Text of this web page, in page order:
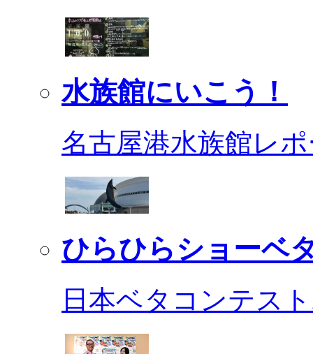
水族館にいこう！
名古屋港水族館レ
ひらひらショーベ
日本ベタコンテス